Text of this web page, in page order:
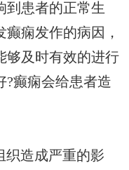
到患者的正常生
痫发作的病因，
够及时有效的进行
?癫痫会给患者造
织造成严重的影